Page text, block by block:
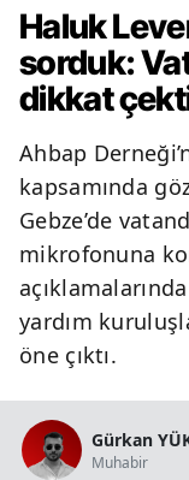
Haluk
sorduk:
dikkat
Ahbap
kapsamında
Gebze’de
mikrofonuna
yardım
öne çıktı.
Gürkan
Muhabir